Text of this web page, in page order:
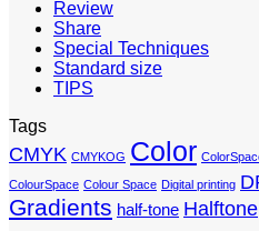
Review
Share
Special Techniques
Standard size
TIPS
Tags
CMYK CMYKOG Color
ColourSpace Colour Space Digital printing
Gradients half-tone Halftone